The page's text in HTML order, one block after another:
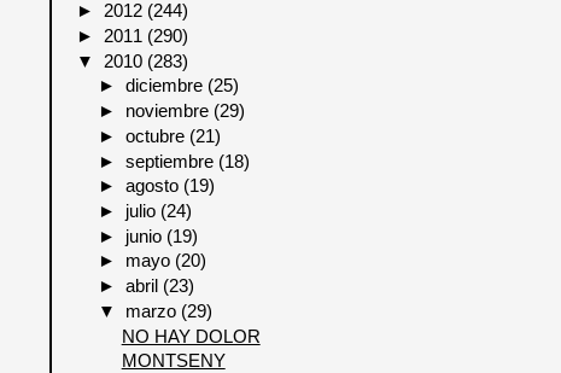
► 2012 (244)
► 2011 (290)
▼ 2010 (283)
►diciembre (25)
► noviembre (29)
►octubre (21)
►septiembre (18)
►agosto (19)
► julio (24)
► junio (19)
► mayo (20)
►abril (23)
▼ marzo (29)
NO HAY DOLOR
MONTSENY